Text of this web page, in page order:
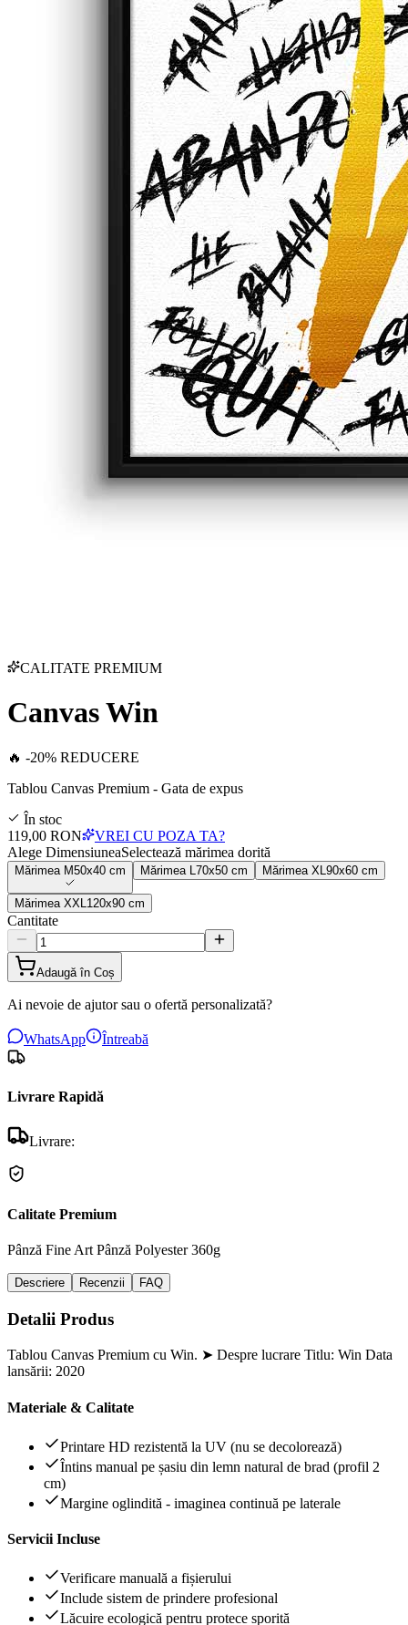
CALITATE PREMIUM
Canvas Win
🔥 -20% REDUCERE
Tablou Canvas Premium - Gata de expus
În stoc
119,00 RON
VREI CU POZA TA?
Alege DimensiuneaSelectează mărimea dorită
Mărimea M50x40 cm Mărimea 70x50 cm Mărimea XL 90x60 cm
Mărimea XXL 120x90 cm
Cantitate
Adaugă în Coș
Ai nevoie de ajutor sau o ofertă personalizată?
WhatsApp Întreabă
Livrare Rapidă
Livrare:
Calitate Premium
Pânză Fine Art Pânză Polyester 360g
Descriere Recenzii FAQ
Detalii Produs
Tablou Canvas Premium cu Win. ➤ Despre lucrare Titlu: Win Data
lansării: 2020
Materiale & Calitate
Printare HD rezistentă la UV (nu se decolorează)
Întins manual pe șasiu din lemn natural de brad (profil 2
cm)
Margine oglindită - imaginea continuă pe laterale
Servicii Incluse
Verificare manuală a fișierului
Include sistem de prindere profesional
Lăcuire ecologică pentru protece sporită